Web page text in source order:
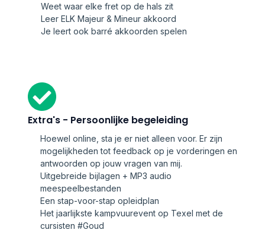
Weet waar elke fret op de hals zit
Leer ELK Majeur & Mineur akkoord
Je leert ook barré akkoorden spelen
Extra's - Persoonlijke begeleiding
Hoewel online, sta je er niet alleen voor. Er zijn
mogelijkheden tot feedback op je vorderingen en
antwoorden op jouw vragen van mij.
Uitgebreide bijlagen + MP3 audio
meespeelbestanden
Een stap-voor-stap opleidplan
Het jaarlijkste kampvuurevent op Texel met de
cursisten #Goud